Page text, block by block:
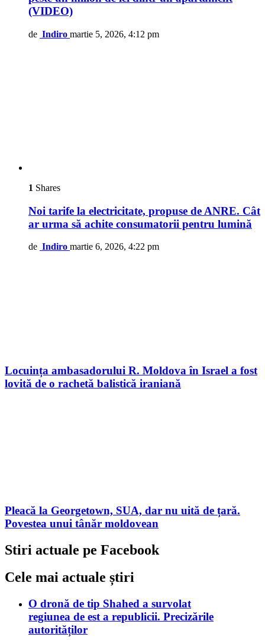
(VIDEO)
de Indiro martie 5, 2026, 4:12 pm
1 Shares
Noi tarife la electricitate, propuse de ANRE. Cât
ar urma să achite consumatorii pentru lumină
de Indiro martie 6, 2026, 4:22 pm
Locuința ambasadorului R. Moldova în Israel a fost
lovită de o rachetă balistică iraniană
Pleacă la Georgetown, SUA, dar nu uită de țară.
Povestea unui tânăr moldovean
Stiri actuale pe Facebook
Cele mai actuale știri
O dronă de tip Shahed a survolat
regiunea de est a republicii. Precizările
autorităților